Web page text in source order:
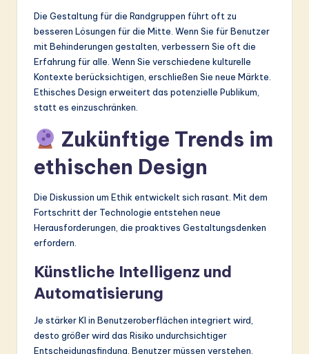
Die Gestaltung für die Randgruppen führt oft zu
besseren Lösungen für die Mitte. Wenn Sie für Benutzer
mit Behinderungen gestalten, verbessern Sie oft die
Erfahrung für alle. Wenn Sie verschiedene kulturelle
Kontexte berücksichtigen, erschließen Sie neue Märkte.
Ethisches Design erweitert das potenzielle Publikum,
statt es einzuschränken.
Zukünftige Trends im
ethischen Design
Die Diskussion um Ethik entwickelt sich rasant. Mit dem
Fortschritt der Technologie entstehen neue
Herausforderungen, die proaktives Gestaltungsdenken
erfordern.
Künstliche Intelligenz und
Automatisierung
Je stärker KI in Benutzeroberflächen integriert wird,
desto größer wird das Risiko undurchsichtiger
Entscheidungsfindung. Benutzer müssen verstehen,